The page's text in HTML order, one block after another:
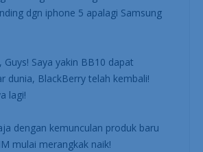
dgn iphone 5 apalagi Samsung
Guys! Saya yakin BB10 dapat
dunia, BlackBerry telah kembali!
lagi!
dengan kemunculan produk baru
mulai merangkak naik!